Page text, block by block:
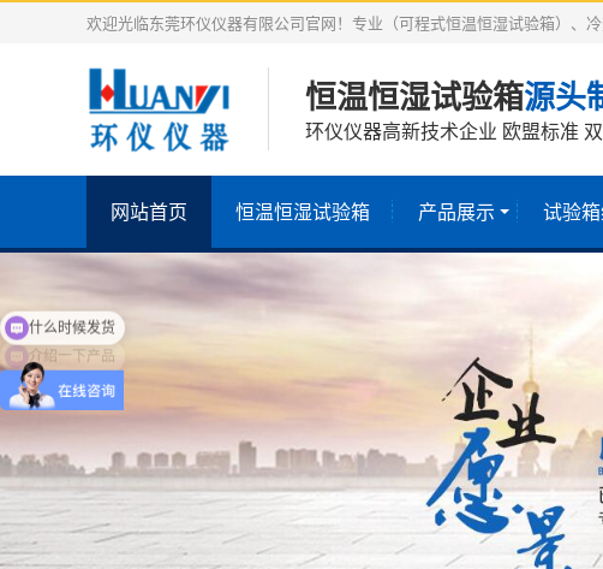
欢迎光临东莞环仪仪器有限公司官网！专业（可程式恒温恒湿试验箱）、
恒温恒湿试验箱源头
环仪仪器高新技术企业 欧盟标准
网站首页 恒温恒湿试验箱 产品展示 试验
介绍一下产品